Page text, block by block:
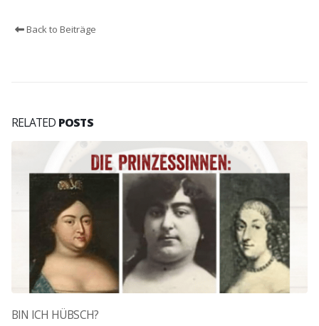
Back to Beiträge
RELATED POSTS
BIN ICH HÜBSCH?